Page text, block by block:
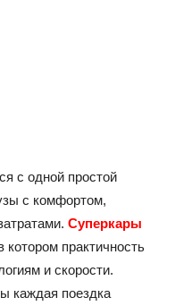
с одной простой
с комфортом,
Суперкары
практичность
и скорости.
каждая поездка